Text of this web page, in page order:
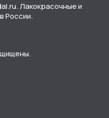
Лакокрасочные и
России.